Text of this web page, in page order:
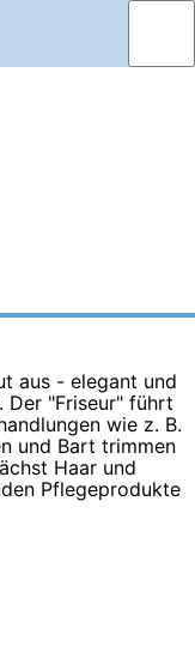
aus - elegant und
Der "Friseur" führt
wie z. B.
und Bart trimmen
Haar und
Pflegeprodukte